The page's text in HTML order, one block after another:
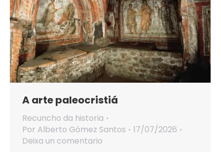
A arte paleocristiá
Recuncho da historia
Por Alberto Gómez Santos
17/07/2026
Deixa un comentario